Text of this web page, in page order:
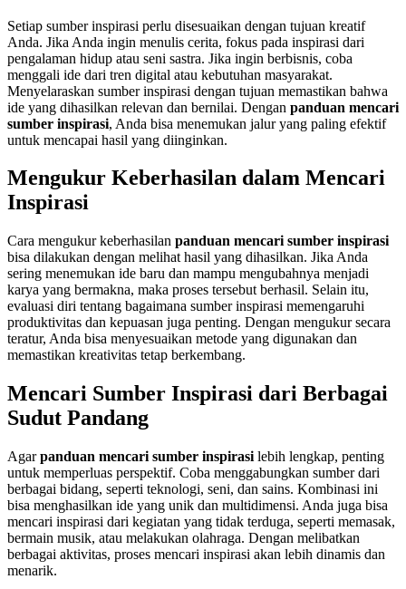
Setiap sumber inspirasi perlu disesuaikan dengan tujuan kreatif
Anda. Jika Anda ingin menulis cerita, fokus pada inspirasi dari
pengalaman hidup atau seni sastra. Jika ingin berbisnis, coba
menggali ide dari tren digital atau kebutuhan masyarakat.
Menyelaraskan sumber inspirasi dengan tujuan memastikan bahwa
ide yang dihasilkan relevan dan bernilai. Dengan panduan mencari
sumber inspirasi, Anda bisa menemukan jalur yang paling efektif
untuk mencapai hasil yang diinginkan.
Mengukur Keberhasilan dalam Mencari
Inspirasi
Cara mengukur keberhasilan panduan mencari sumber inspirasi
bisa dilakukan dengan melihat hasil yang dihasilkan. Jika Anda
sering menemukan ide baru dan mampu mengubahnya menjadi
karya yang bermakna, maka proses tersebut berhasil. Selain itu,
evaluasi diri tentang bagaimana sumber inspirasi memengaruhi
produktivitas dan kepuasan juga penting. Dengan mengukur secara
teratur, Anda bisa menyesuaikan metode yang digunakan dan
memastikan kreativitas tetap berkembang.
Mencari Sumber Inspirasi dari Berbagai
Sudut Pandang
Agarpanduan mencari sumber inspirasi lebih lengkap, penting
untuk memperluas perspektif. Coba menggabungkan sumber dari
berbagai bidang, seperti teknologi, seni, dan sains. Kombinasi ini
bisa menghasilkan ide yang unik dan multidimensi. Anda juga bisa
mencari inspirasi dari kegiatan yang tidak terduga, seperti memasak,
bermain musik, atau melakukan olahraga. Dengan melibatkan
berbagai aktivitas, proses mencari inspirasi akan lebih dinamis dan
menarik.